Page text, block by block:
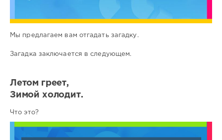
Мы предлагаем вам отгадать загадку.
Загадка заключается в следующем.
Летом греет,
Зимой холодит.
Что это?